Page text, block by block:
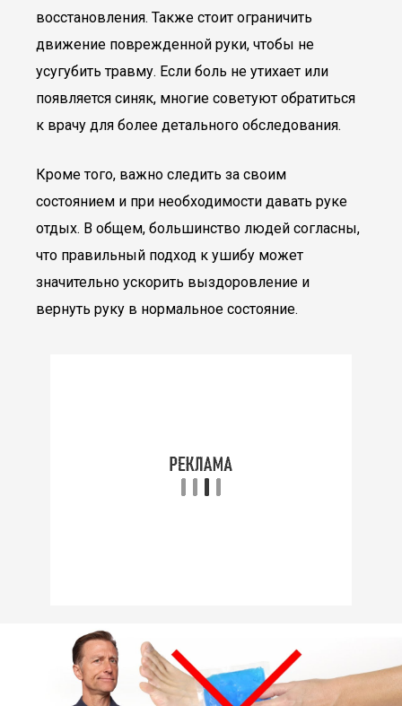
восстановления. Также стоит ограничить
движение поврежденной руки, чтобы не
усугубить травму. Если боль не утихает или
появляется синяк, многие советуют обратиться
к врачу для более детального обследования.
Кроме того, важно следить за своим
состоянием и при необходимости давать руке
отдых. В общем, большинство людей согласны,
что правильный подход к ушибу может
значительно ускорить выздоровление и
вернуть руку в нормальное состояние.